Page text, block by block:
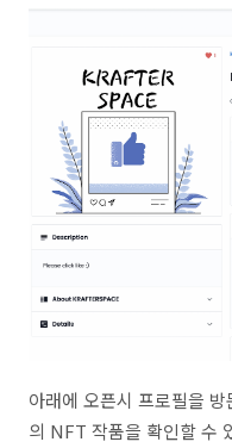
아래에 오픈시 프로필을
의 NFT 작품을 확인할 수